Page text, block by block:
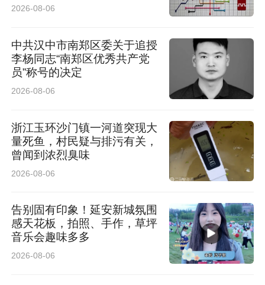
2026-08-06
中共汉中市南郑区委关于追授
李杨同志“南郑区优秀共产党
员”称号的决定
2026-08-06
浙江玉环沙门镇一河道突现大
量死鱼，村民疑与排污有关，
曾闻到浓烈臭味
2026-08-06
告别固有印象！延安新城氛围
感天花板，拍照、手作，草坪
音乐会趣味多多
2026-08-06